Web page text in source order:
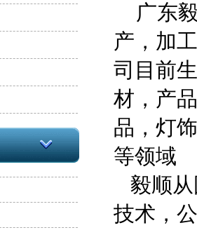
广东毅
产，加
司目前
材，产
品，灯
等领域
毅顺从
技术，